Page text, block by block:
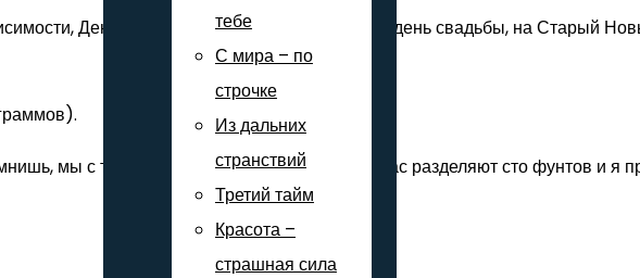
тебе
С мира – по
строчке
Из дальних
странствий
Третий тайм
Красота –
страшная сила
День Благодарения, новогодний ужин, день свадьбы, на Старый
мы с тобой были одного веса. А сейчас нас разделяют сто фунтов и я